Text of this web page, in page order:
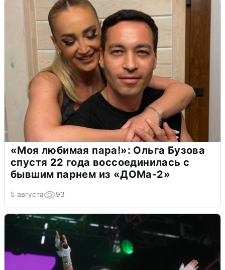
«Моя любимая пара!»: Ольга Бузова
спустя 22 года воссоединилась с
бывшим парнем из «ДОМа-2»
5 августа 93